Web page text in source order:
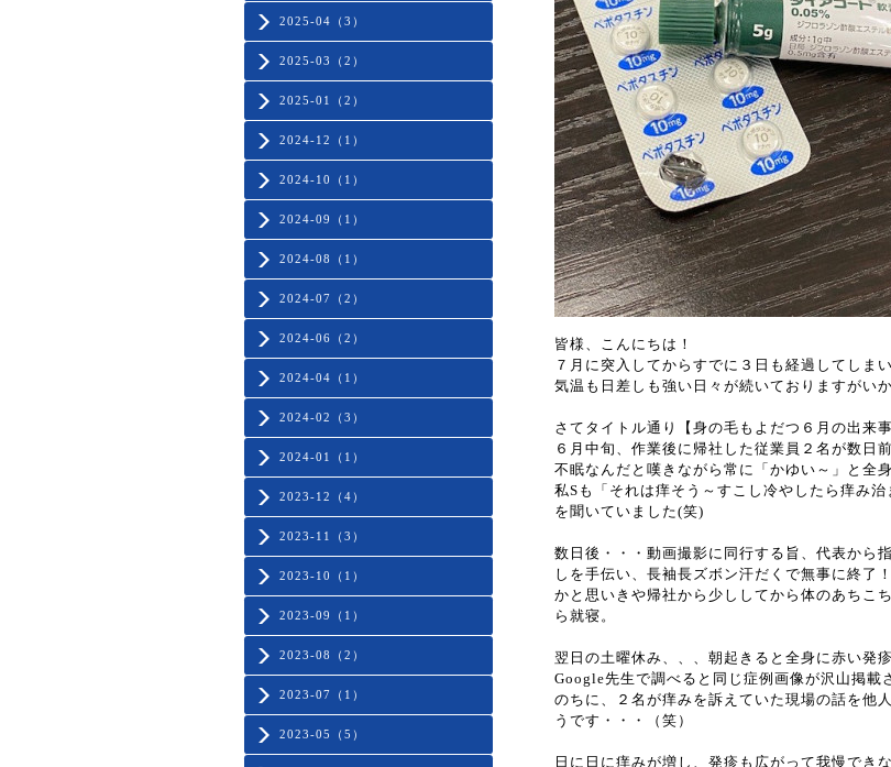
2025-04（3）
2025-03（2）
2025-01（2）
2024-12（1）
2024-10（1）
2024-09（1）
2024-08（1）
2024-07（2）
2024-06（2）
2024-04（1）
2024-02（3）
2024-01（1）
2023-12（4）
2023-11（3）
2023-10（1）
2023-09（1）
2023-08（2）
2023-07（1）
2023-05（5）
皆様、こんにちは！
７月に突入してからすでに３日も経過してしま
気温も日差しも強い日々が続いておりますがい
さてタイトル通り【身の毛もよだつ６月の出来
６月中旬、作業後に帰社した従業員２名が数日
不眠なんだと嘆きながら常に「かゆい～」と全
私Sも「それは痒そう～すこし冷やしたら痒み
を聞いていました(笑)
数日後・・・動画撮影に同行する旨、代表から
しを手伝い、長袖長ズボン汗だくで無事に終了！
かと思いきや帰社から少ししてから体のあちこ
ら就寝。
翌日の土曜休み、、、朝起きると全身に赤い発
Google先生で調べると同じ症例画像が沢山掲載
のちに、２名が痒みを訴えていた現場の話を他
うです・・・（笑）
日に日に痒みが増し、発疹も広がって我慢でき